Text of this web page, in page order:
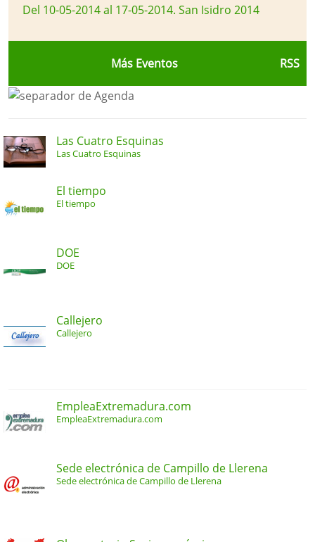
Del 10-05-2014 al 17-05-2014. San Isidro 2014
Más Eventos RSS
Las Cuatro Esquinas
Las Cuatro Esquinas
El tiempo
El tiempo
DOE
DOE
Callejero
Callejero
EmpleaExtremadura.com
EmpleaExtremadura.com
Sede electrónica de Campillo de Llerena
Sede electrónica de Campillo de Llerena